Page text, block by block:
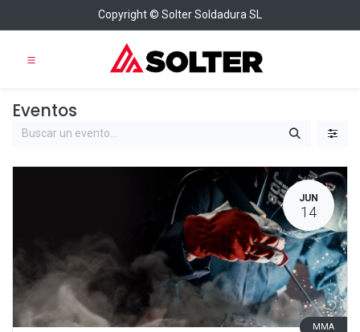
Copyright © Solter Soldadura SL
Eventos
JUN
14
MMA